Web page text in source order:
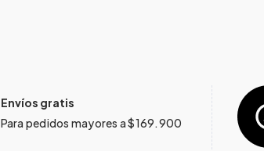
Envíos gratis
Para pedidos mayores a $169.900